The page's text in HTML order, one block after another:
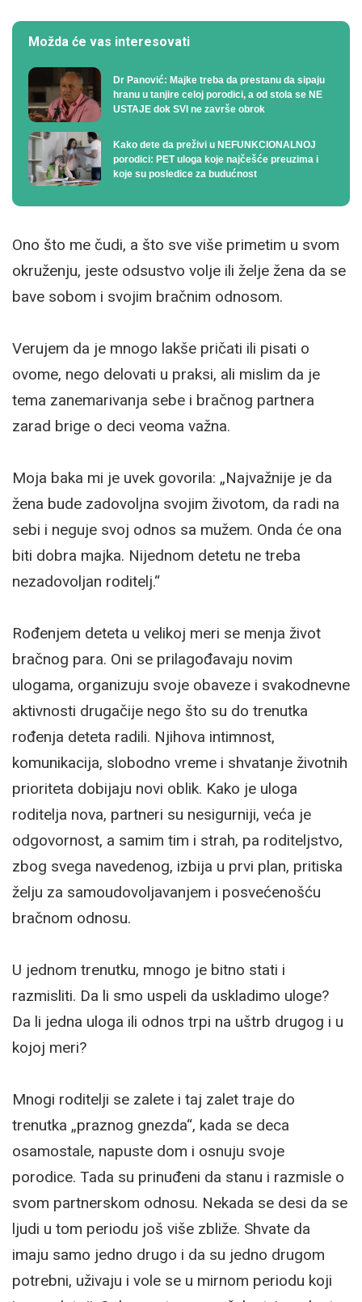
Možda će vas interesovati
Dr Panović: Majke treba da prestanu da sipaju
hranu u tanjire celoj porodici, a od stola se NE
USTAJE dok SVI ne završe obrok
Kako dete da preživi u NEFUNKCIONALNOJ
porodici: PET uloga koje najčešće preuzima i
koje su posledice za budućnost
Ono što me čudi, a što sve više primetim u svom
okruženju, jeste odsustvo volje ili želje žena da se
bave sobom i svojim bračnim odnosom.
Verujem da je mnogo lakše pričati ili pisati o
ovome, nego delovati u praksi, ali mislim da je
tema zanemarivanja sebe i bračnog partnera
zarad brige o deci veoma važna.
Moja baka mi je uvek govorila: „Najvažnije je da
žena bude zadovoljna svojim životom, da radi na
sebi i neguje svoj odnos sa mužem. Onda će ona
biti dobra majka. Nijednom detetu ne treba
nezadovoljan roditelj.“
Rođenjem deteta u velikoj meri se menja život
bračnog para. Oni se prilagođavaju novim
ulogama, organizuju svoje obaveze i svakodnevne
aktivnosti drugačije nego što su do trenutka
rođenja deteta radili. Njihova intimnost,
komunikacija, slobodno vreme i shvatanje životnih
prioriteta dobijaju novi oblik. Kako je uloga
roditelja nova, partneri su nesigurniji, veća je
odgovornost, a samim tim i strah, pa roditeljstvo,
zbog svega navedenog, izbija u prvi plan, pritiska
želju za samoudovoljavanjem i posvećenošću
bračnom odnosu.
U jednom trenutku, mnogo je bitno stati i
razmisliti. Da li smo uspeli da uskladimo uloge?
Da li jedna uloga ili odnos trpi na uštrb drugog i u
kojoj meri?
Mnogi roditelji se zalete i taj zalet traje do
trenutka „praznog gnezda“, kada se deca
osamostale, napuste dom i osnuju svoje
porodice. Tada su prinuđeni da stanu i razmisle o
svom partnerskom odnosu. Nekada se desi da se
ljudi u tom periodu još više zbliže. Shvate da
imaju samo jedno drugo i da su jedno drugom
potrebni, uživaju i vole se u mirnom periodu koji